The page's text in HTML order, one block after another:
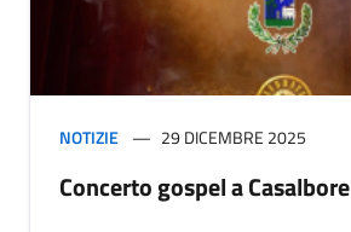
NOTIZIE 29 DICEMBRE 2025
Concerto gospel a Casalbore